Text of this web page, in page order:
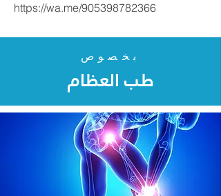
https://wa.me/905398782366
بخصوص
طب العظام